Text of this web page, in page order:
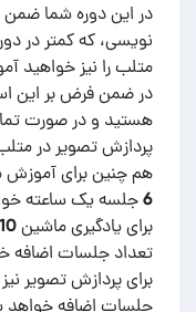
در این دوره شما ضمن
نویسی، که کمتر در
در ضمن فرض بر این
هستید و در صورت
هم چنین برای آموزش